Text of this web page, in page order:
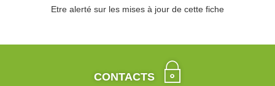
Etre alerté sur les mises à jour de cette fiche
CONTACTS